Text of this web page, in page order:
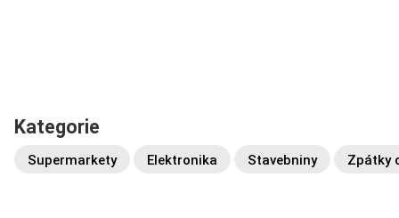
Kategorie
Supermarkety Elektronika Stavebniny Zpátky